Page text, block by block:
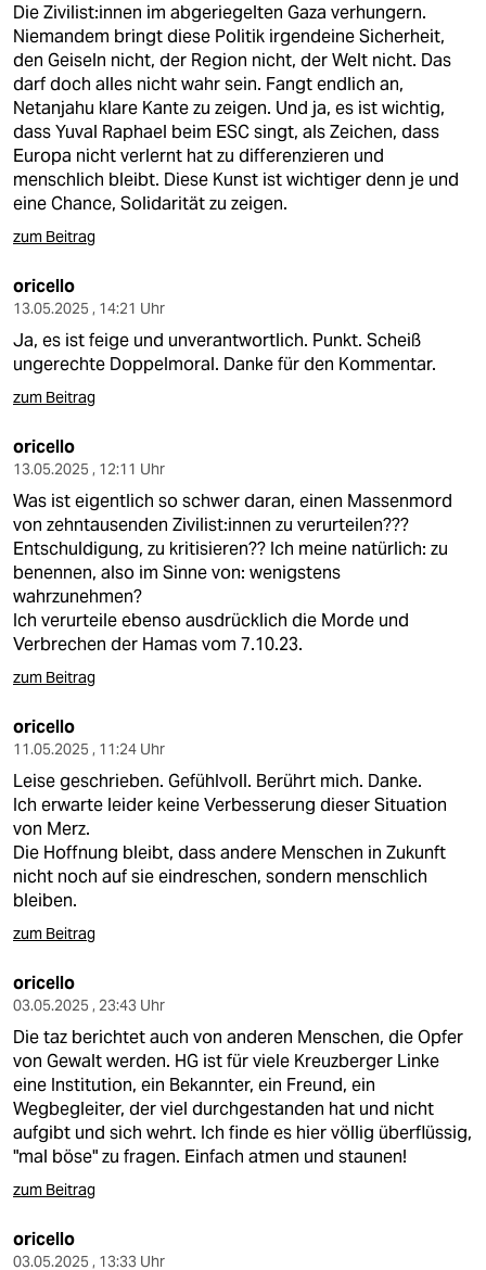
Die Zivilist:innen im abgeriegelten Gaza verhungern.
Niemandem bringt diese Politik irgendeine Sicherheit,
den Geiseln nicht, der Region nicht, der Welt nicht. Das
darf doch alles nicht wahr sein. Fangt endlich an,
Netanjahu klare Kante zu zeigen. Und ja, es ist wichtig,
dass Yuval Raphael beim ESC singt, als Zeichen, dass
Europa nicht verlernt hat zu differenzieren und
menschlich bleibt. Diese Kunst ist wichtiger denn je und
eine Chance, Solidarität zu zeigen.
zum Beitrag
oricello
13.05.2025 , 14:21 Uhr
Ja, es ist feige und unverantwortlich. Punkt. Scheiß
ungerechte Doppelmoral. Danke für den Kommentar.
zum Beitrag
oricello
13.05.2025 , 12:11 Uhr
Was ist eigentlich so schwer daran, einen Massenmord
von zehntausenden Zivilist:innen zu verurteilen???
Entschuldigung, zu kritisieren?? Ich meine natürlich: zu
benennen, also im Sinne von: wenigstens
wahrzunehmen?
Ich verurteile ebenso ausdrücklich die Morde und
Verbrechen der Hamas vom 7.10.23.
zum Beitrag
oricello
11.05.2025 , 11:24 Uhr
Leise geschrieben. Gefühlvoll. Berührt mich. Danke.
Ich erwarte leider keine Verbesserung dieser Situation
von Merz.
Die Hoffnung bleibt, dass andere Menschen in Zukunft
nicht noch auf sie eindreschen, sondern menschlich
bleiben.
zum Beitrag
oricello
03.05.2025 , 23:43 Uhr
Die taz berichtet auch von anderen Menschen, die Opfer
von Gewalt werden. HG ist für viele Kreuzberger Linke
eine Institution, ein Bekannter, ein Freund, ein
Wegbegleiter, der viel durchgestanden hat und nicht
aufgibt und sich wehrt. Ich finde es hier völlig überflüssig,
"mal böse" zu fragen. Einfach atmen und staunen!
zum Beitrag
oricello
03.05.2025 , 13:33 Uhr